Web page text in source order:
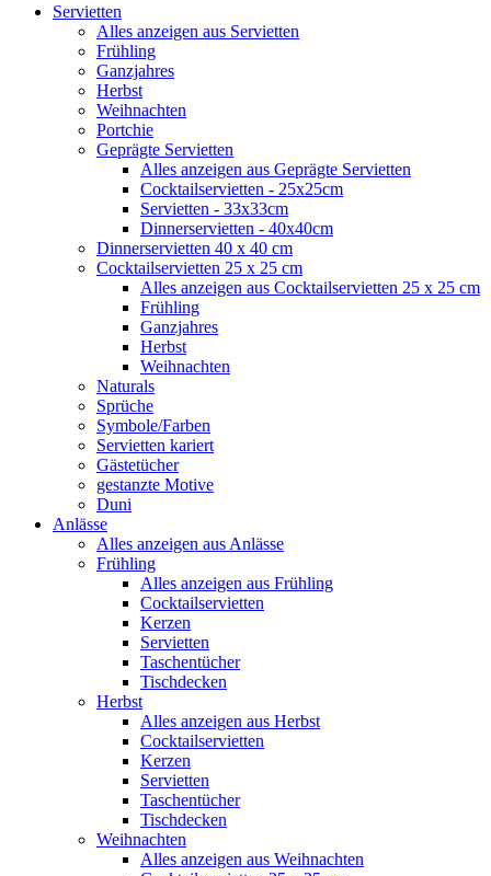
Servietten
Alles anzeigen aus Servietten
Frühling
Ganzjahres
Herbst
Weihnachten
Portchie
Geprägte Servietten
Alles anzeigen aus Geprägte Servietten
Cocktailservietten - 25x25cm
Servietten - 33x33cm
Dinnerservietten - 40x40cm
Dinnerservietten 40 x 40 cm
Cocktailservietten 25 x 25 cm
Alles anzeigen aus Cocktailservietten 25 x 25 cm
Frühling
Ganzjahres
Herbst
Weihnachten
Naturals
Sprüche
Symbole/Farben
Servietten kariert
Gästetücher
gestanzte Motive
Duni
Anlässe
Alles anzeigen aus Anlässe
Frühling
Alles anzeigen aus Frühling
Cocktailservietten
Kerzen
Servietten
Taschentücher
Tischdecken
Herbst
Alles anzeigen aus Herbst
Cocktailservietten
Kerzen
Servietten
Taschentücher
Tischdecken
Weihnachten
Alles anzeigen aus Weihnachten